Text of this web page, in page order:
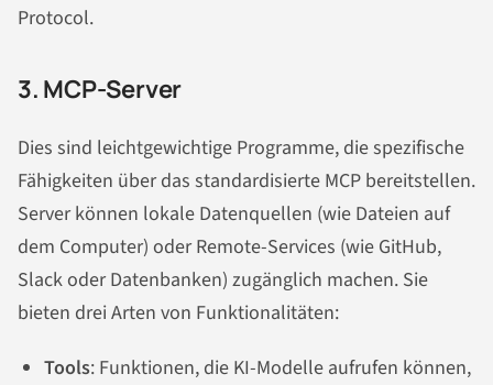
Protocol.
3. MCP-Server
Dies sind leichtgewichtige Programme, die spezifische
Fähigkeiten über das standardisierte MCP bereitstellen.
Server können lokale Datenquellen (wie Dateien auf
dem Computer) oder Remote-Services (wie GitHub,
Slack oder Datenbanken) zugänglich machen. Sie
bieten drei Arten von Funktionalitäten:
Tools: Funktionen, die KI-Modelle aufrufen können,